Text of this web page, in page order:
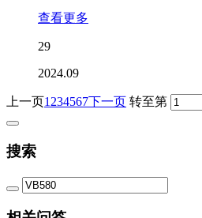
查看更多
29
2024.09
上一页1 234567下一页 转至第
搜索